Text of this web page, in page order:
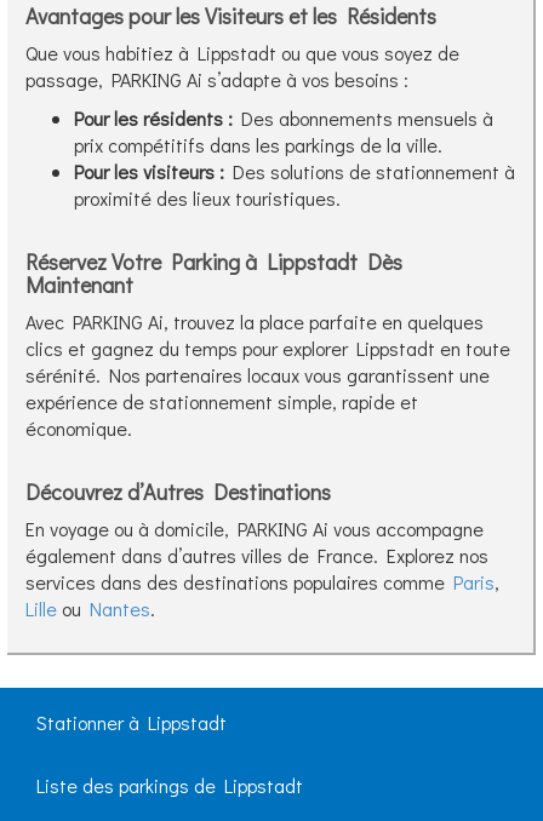
Avantages pour les Visiteurs et les Résidents
Que vous habitiez à Lippstadt ou que vous soyez de
passage, PARKING Ai s’adapte à vos besoins :
Pour les résidents : Des abonnements mensuels à
prix compétitifs dans les parkings de la ville.
Pour les visiteurs : Des solutions de stationnement à
proximité des lieux touristiques.
Réservez Votre Parking à Lippstadt Dès
Maintenant
Avec PARKING Ai, trouvez la place parfaite en quelques
clics et gagnez du temps pour explorer Lippstadt en toute
sérénité. Nos partenaires locaux vous garantissent une
expérience de stationnement simple, rapide et
économique.
Découvrez d’Autres Destinations
En voyage ou à domicile, PARKING Ai vous accompagne
également dans d’autres villes de France. Explorez nos
services dans des destinations populaires comme Paris,
Lille ou Nantes.
Stationner à Lippstadt
Liste des parkings de Lippstadt